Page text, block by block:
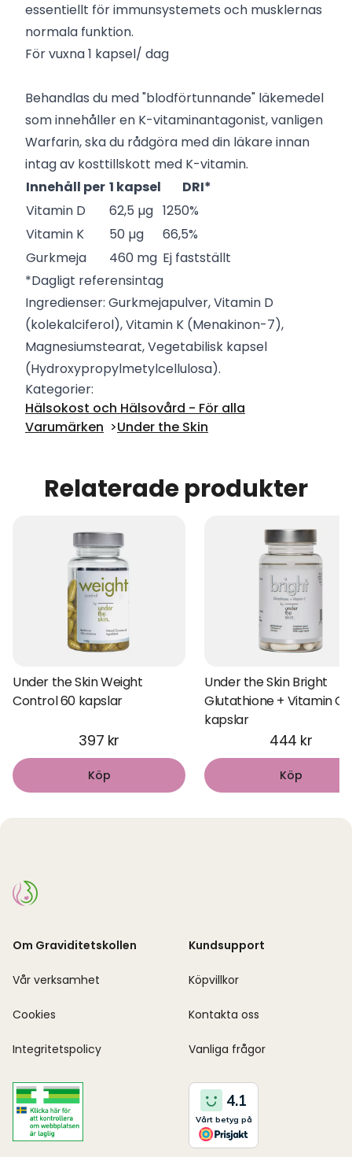
essentiellt för immunsystemets och musklernas
normala funktion.
För vuxna 1 kapsel/ dag
Behandlas du med "blodförtunnande" läkemedel
som innehåller en K-vitaminantagonist, vanligen
Warfarin, ska du rådgöra med din läkare innan
intag av kosttillskott med K-vitamin.
Innehåll per 1 kapsel
DRI*
Vitamin D
62,5 µg 1250%
Vitamin K
50 µg
66,5%
Gurkmeja
460 mg Ej fastställt
*Dagligt referensintag
Ingredienser: Gurkmejapulver, Vitamin D
(kolekalciferol), Vitamin K (Menakinon-7),
Magnesiumstearat, Vegetabilisk kapsel
(Hydroxypropylmetylcellulosa).
Kategorier:
Hälsokost och Hälsovård - För alla
Varumärken
Under the Skin
Relaterade produkter
Under the Skin Weight
Control 60 kapslar
397 kr
Köp
Under the Skin Bright
Glutathione + Vitamin C
kapslar
444 kr
Köp
Om Graviditetskollen
Vår verksamhet
Cookies
Integritetspolicy
Kundsupport
Köpvillkor
Kontakta oss
Vanliga frågor